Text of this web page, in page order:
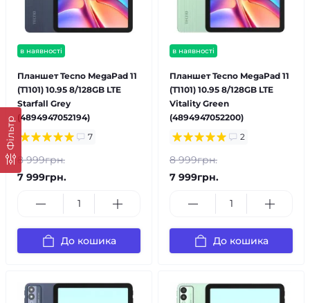
Фільтр
в наявності
Планшет Tecno MegaPad 11
(T1101) 10.95 8/128GB LTE
Starfall Grey
(4894947052194)
7
8 999грн.
7 999грн.
До кошика
в наявності
Планшет Tecno MegaPad 11
(T1101) 10.95 8/128GB LTE
Vitality Green
(4894947052200)
2
8 999грн.
7 999грн.
До кошика